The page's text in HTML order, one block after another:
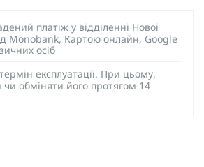
платіж у відділенні Нової
Monobank, Картою онлайн, Google
осіб
експлуатації. При цьому,
обміняти його протягом 14